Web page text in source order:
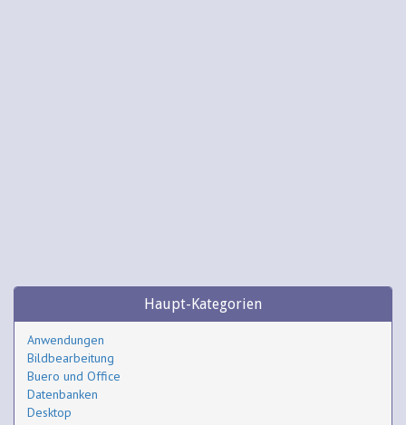
Haupt-Kategorien
Anwendungen
Bildbearbeitung
Buero und Office
Datenbanken
Desktop